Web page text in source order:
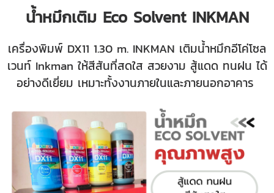
น้ำหมึกเติม Eco Solvent INKMAN
เครื่องพิมพ์ DX11 1.30 m. INKMAN เติมน้ำหมึกอีโค่โซล
เวนท์ Inkman ให้สีสันที่สดใส สวยงาม สู้แดด ทนฝน ได้
อย่างดีเยี่ยม เหมาะทั้งงานภายในและภายนอกอาคาร